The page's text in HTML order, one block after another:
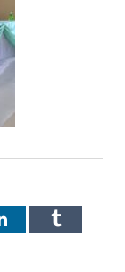
LinkedInTumblr